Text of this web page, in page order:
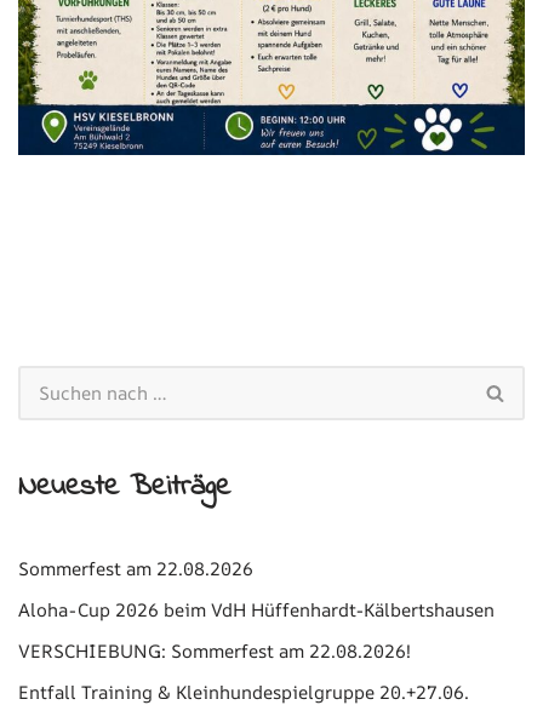
Neueste Beiträge
Sommerfest am 22.08.2026
Aloha-Cup 2026 beim VdH Hüffenhardt-Kälbertshausen
VERSCHIEBUNG: Sommerfest am 22.08.2026!
Entfall Training & Kleinhundespielgruppe 20.+27.06.